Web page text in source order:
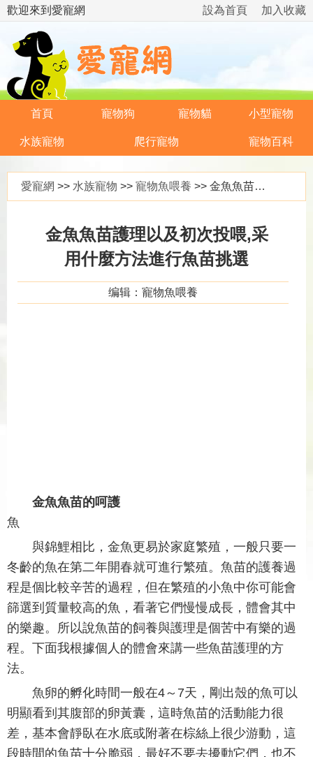
歡迎來到愛寵網 加入收藏
設為首頁
首頁 寵物狗 寵物貓 小型寵物
水族寵物 爬行寵物 寵物百科
愛寵網 >> 水族寵物 >> 寵物魚喂養 >> 金魚魚苗護理以及初次投喂,采用什麼方法進行魚苗挑選
金魚魚苗護理以及初次投喂,采
用什麼方法進行魚苗挑選
编辑：寵物魚喂養
金魚魚苗的呵護
魚
與錦鯉相比，金魚更易於家庭繁殖，一般只要一
冬齡的魚在第二年開春就可進行繁殖。魚苗的護養過
程是個比較辛苦的過程，但在繁殖的小魚中你可能會
篩選到質量較高的魚，看著它們慢慢成長，體會其中
的樂趣。所以說魚苗的飼養與護理是個苦中有樂的過
程。下面我根據個人的體會來講一些魚苗護理的方
法。
魚卵的孵化時間一般在4～7天，剛出殼的魚可以
明顯看到其腹部的卵黃囊，這時魚苗的活動能力很
差，基本會靜臥在水底或附著在棕絲上很少游動，這
段時間的魚苗十分脆弱，最好不要去擾動它們，也不